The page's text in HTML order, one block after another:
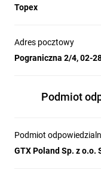
Topex
Adres pocztowy
Pograniczna 2/4, 02-
Podmiot
Podmiot
GTX Poland Sp. z o.o.